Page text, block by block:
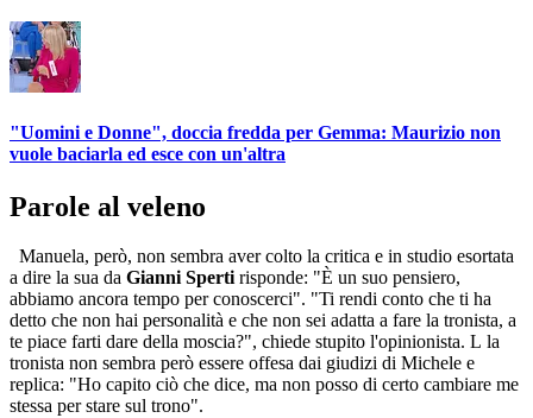
"Uomini e Donne", doccia fredda per Gemma: Maurizio non
vuole baciarla ed esce con un'altra
Parole al veleno
Manuela, però, non sembra aver colto la critica e in studio esortata
a dire la sua da Gianni Spertirisponde: "È un suo pensiero,
abbiamo ancora tempo per conoscerci". "Ti rendi conto che ti ha
detto che non hai personalità e che non sei adatta a fare la tronista, a
te piace farti dare della moscia?", chiede stupito l'opinionista. L la
tronista non sembra però essere offesa dai giudizi di Michele e
replica: "Ho capito ciò che dice, ma non posso di certo cambiare me
stessa per stare sul trono".